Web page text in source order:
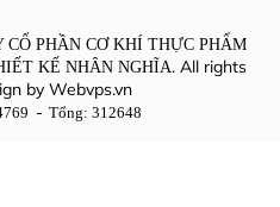
CỔ PHẦN CƠ KHÍ THỰC PHẨM
KẾ NHÂN NGHĨA. All rights
by Webvps.vn
Tổng: 312648